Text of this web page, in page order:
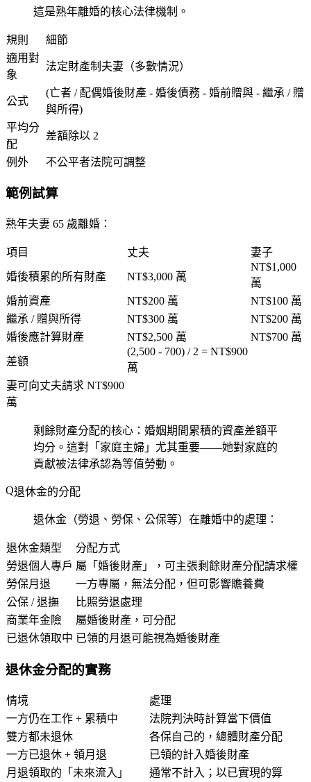
這是熟年離婚的核心法律機制。
規則
細節
適用對
象
法定財產制夫妻（多數情況）
公式
(亡者 / 配偶婚後財產 - 婚後債務 - 婚前贈與 - 繼承 / 贈
與所得)
平均分
配
差額除以 2
例外 不公平者法院可調整
範例試算
熟年夫妻 65 歲離婚：
項目 丈夫 妻子
婚後積累的所有財產 NT$3,000 萬
NT$1,000
萬
婚前資產
NT$200 萬
NT$100 萬
繼承 / 贈與所得
NT$300 萬
NT$200 萬
婚後應計算財產
NT$2,500 萬 NT$700 萬
差額
(2,500 - 700) / 2 = NT$900
萬
妻可向丈夫請求 NT$900
萬
剩餘財產分配的核心： 婚姻期間累積的資產差額平
均分 。這對「家庭主婦」尤其重要——她對家庭的
貢獻被法律承認為等值勞動。
退休金的分配
退休金（勞退、勞保、公保等）在離婚中的處理：
退休金類型
分配方式
勞退個人專戶 屬「婚後財產」，可主張剩餘財產分配請求權
勞保月退
一方專屬，無法分配，但可影響贍養費
公保 / 退撫
比照勞退處理
商業年金險
屬婚後財產，可分配
已退休領取中 已領的月退可能視為婚後財產
退休金分配的實務
情境
處理
一方仍在工作 + 累積中
法院判決時計算當下價值
雙方都未退休
各保自己的，總體財產分配
一方已退休 + 領月退
已領的計入婚後財產
月退領取的「未來流入」
通常不計入；以已實現的算